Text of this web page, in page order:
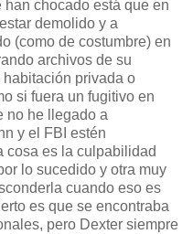
chocado está que en
demolido y a
(como de costumbre) en
archivos de su
privada o
si fuera un fugitivo en
no he llegado a
y el FBI estén
cosa es la culpabilidad
lo sucedido y otra muy
cuando eso es
es que se encontraba
pero Dexter siempre